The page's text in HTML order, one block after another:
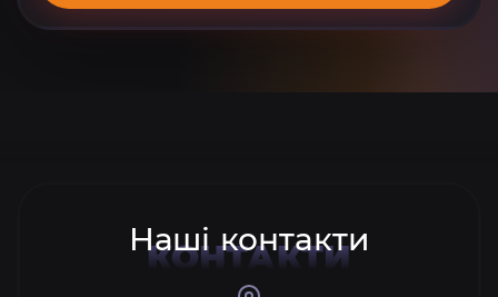
Наші контакти
КОНТАКТИ